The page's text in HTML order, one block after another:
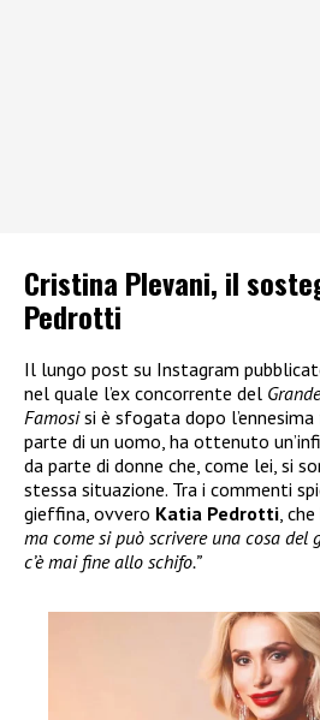
Cristina Plevani, il
Pedrotti
Il lungo post su Instagram
nel quale l’ex concorrente del
Famosisi è sfogata dopo
parte di un uomo, ha ottenuto
da parte di donne che, come lei, si
stessa situazione. Tra i commenti
gieffina, ovvero Katia Pedrotti ,
ma come si può scrivere una cosa del
c’è mai fine allo schifo.”